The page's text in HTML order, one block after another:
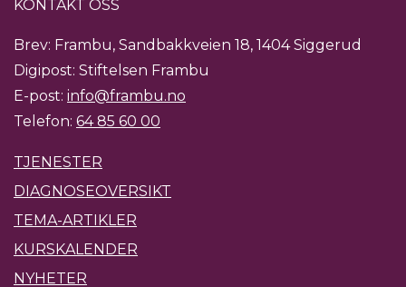
KONTAKT OSS
Brev: Frambu, Sandbakkveien 18, 1404 Siggerud
Digipost: Stiftelsen Frambu
E-post: info@frambu.no
Telefon: 64 85 60 00
TJENESTER
DIAGNOSEOVERSIKT
TEMA-ARTIKLER
KURSKALENDER
NYHETER